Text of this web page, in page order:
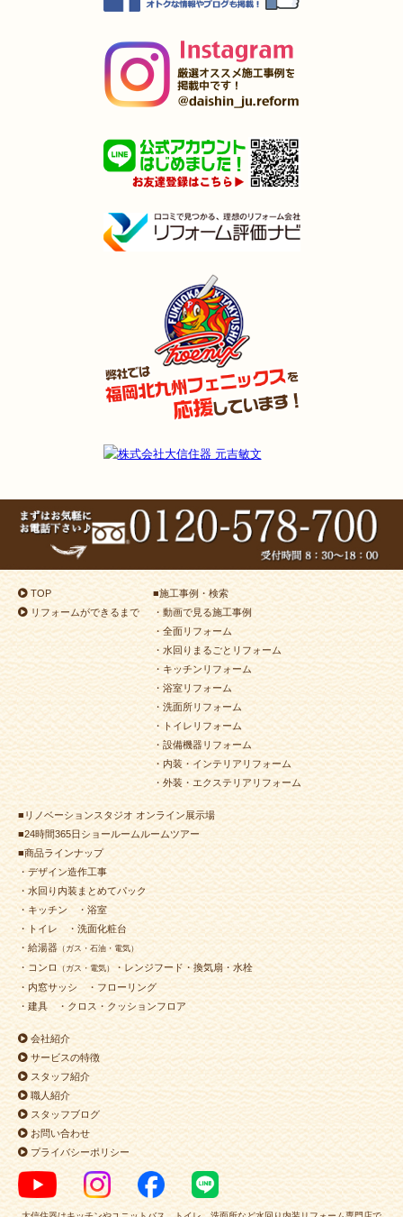
TOP
リフォームができるまで
■施工事例・検索
・動画で見る施工事例
・全面リフォーム
・水回りまるごとリフォーム
・キッチンリフォーム
・浴室リフォーム
・洗面所リフォーム
・トイレリフォーム
・設備機器リフォーム
・内装・インテリアリフォーム
・外装・エクステリアリフォーム
■リノベーションスタジオ オンライン展示場
■24時間365日ショールームルームツアー
■商品ラインナップ
・デザイン造作工事
・水回り内装まとめてパック
・キッチン
・浴室
・トイレ
・洗面化粧台
・給湯器 （ガス・石油・電気）
・コンロ （ガス・電気）・レンジフード・換気扇・水栓
・内窓サッシ
・フローリング
・建具
・クロス・クッションフロア
会社紹介
サービスの特徴
スタッフ紹介
職人紹介
スタッフブログ
お問い合わせ
プライバシーポリシー